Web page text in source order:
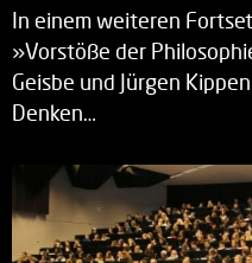
In einem weiteren
»Vorstöße der
Geisbe und Jürgen
Denken…